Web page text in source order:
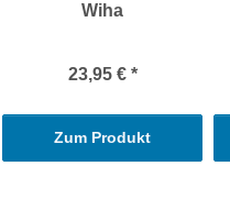
Wiha
23,95 € *
Zum Produkt